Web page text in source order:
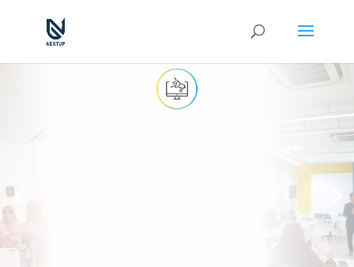
Pelatihan dan Pendampingan Digital Marketing